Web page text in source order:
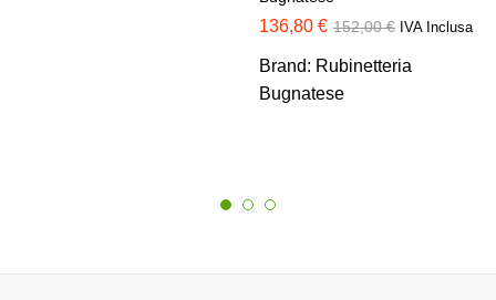
136,80 € 152,00€ IVA Inclusa
Brand: Rubinetteria
Bugnatese